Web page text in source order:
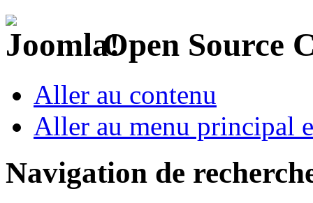
Open Source
Aller au contenu
Aller au menu principal
Navigation de